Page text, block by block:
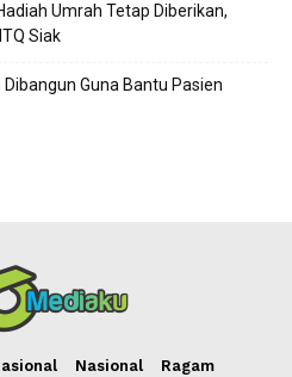
Umrah Tetap Diberikan,
Siak
Guna Bantu Pasien
Nasional
Ragam